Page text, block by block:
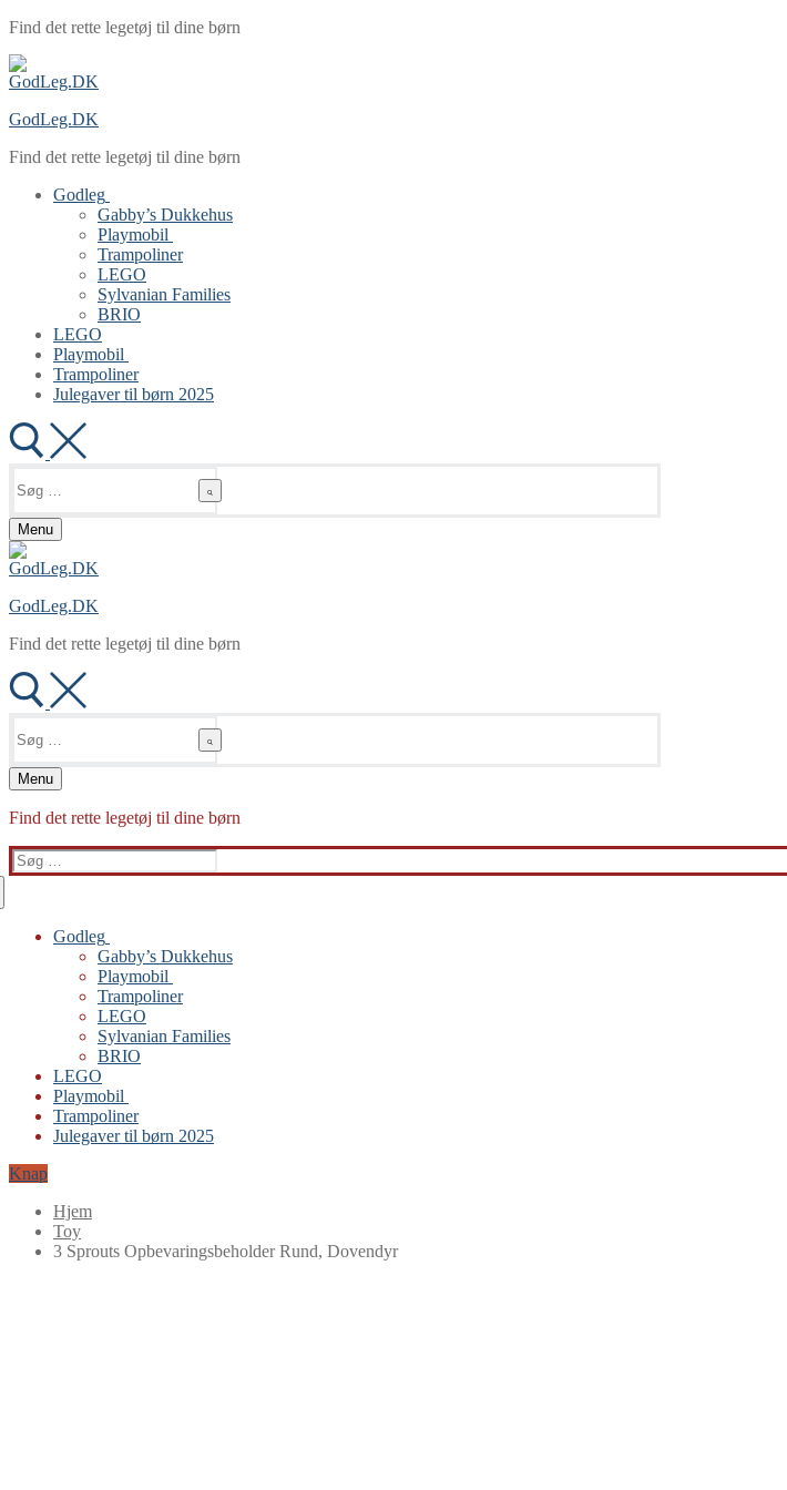
Spring
indhold
Menu
Luk
Find det rette legetøj til dine børn
GodLeg.DK
Find det rette legetøj til dine børn
Godleg
Gabby’s Dukkehus
Playmobil
Trampoliner
LEGO
Sylvanian Families
BRIO
LEGO
Playmobil
Trampoliner
Julegaver til børn 2025
efter:
Menu
GodLeg.DK
Find det rette legetøj til dine børn
efter:
Menu
Find det rette legetøj til dine børn
Søg
efter:
Godleg
Gabby’s Dukkehus
Playmobil
Trampoliner
LEGO
Sylvanian Families
BRIO
LEGO
Playmobil
Trampoliner
Julegaver til børn 2025
Knap
Hjem
Toy
3 Sprouts Opbevaringsbeholder Rund, Dovendyr